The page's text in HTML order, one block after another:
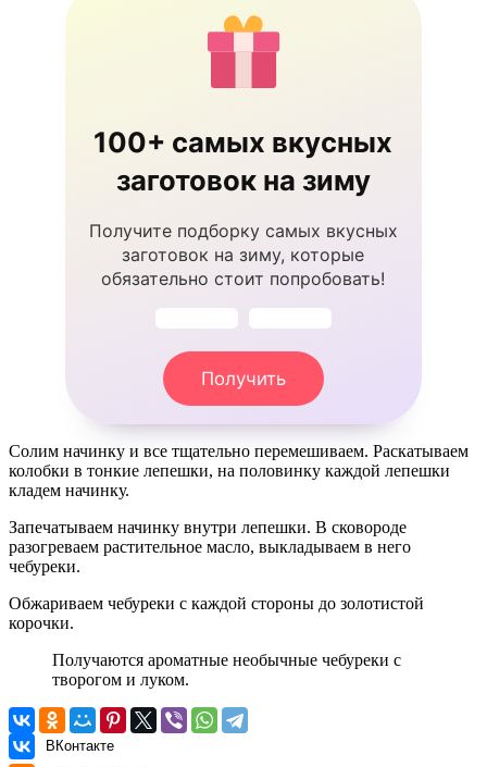
100+ самых вкусных
заготовок на зиму
Получите подборку самых вкусных
заготовок на зиму, которые
обязательно стоит попробовать!
Получить
Солим начинку и все тщательно перемешиваем. Раскатываем
колобки в тонкие лепешки, на половинку каждой лепешки
кладем начинку.
Запечатываем начинку внутри лепешки. В сковороде
разогреваем растительное масло, выкладываем в него
чебуреки.
Обжариваем чебуреки с каждой стороны до золотистой
корочки.
Получаются ароматные необычные чебуреки с
творогом и луком.
ВКонтакте